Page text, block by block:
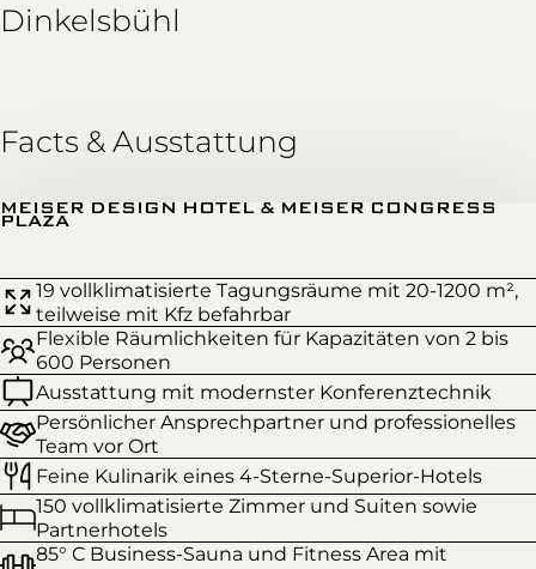
Dinkelsbühl
Facts & Ausstattung
MEISER DESIGN HOTEL & MEISER CONGRESS
PLAZA
19 vollklimatisierte Tagungsräume mit 20-1200 m²,
teilweise mit Kfz befahrbar
Flexible Räumlichkeiten für Kapazitäten von 2 bis
600 Personen
Ausstattung mit modernster Konferenztechnik
Persönlicher Ansprechpartner und professionelles
Team vor Ort
Feine Kulinarik eines 4-Sterne-Superior-Hotels
150 vollklimatisierte Zimmer und Suiten sowie
Partnerhotels
85° C Business-Sauna und Fitness Area mit